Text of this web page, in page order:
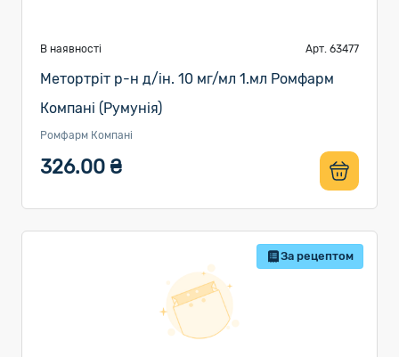
В наявності Арт. 63477
Метортріт р-н д/ін. 10 мг/мл 1.мл Ромфарм
Компані (Румунія)
Ромфарм Компані
326.00 ₴
За рецептом